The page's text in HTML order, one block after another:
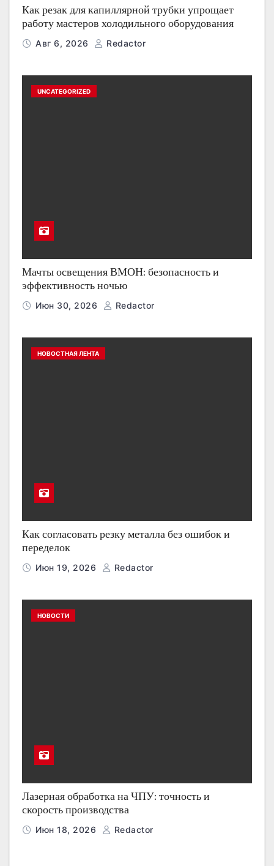
Как резак для капиллярной трубки упрощает
работу мастеров холодильного оборудования
Авг 6, 2026 Redactor
UNCATEGORIZED
Мачты освещения ВМОН: безопасность и
эффективность ночью
Июн 30, 2026 Redactor
НОВОСТНАЯ ЛЕНТА
Как согласовать резку металла без ошибок и
переделок
Июн 19, 2026 Redactor
НОВОСТИ
Лазерная обработка на ЧПУ: точность и
скорость производства
Июн 18, 2026 Redactor